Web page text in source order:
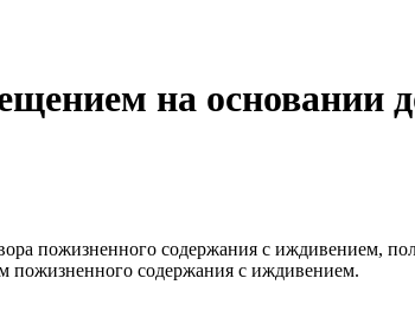
на основании
пожизненного содержания с иждивением,
пожизненного содержания с иждивением.